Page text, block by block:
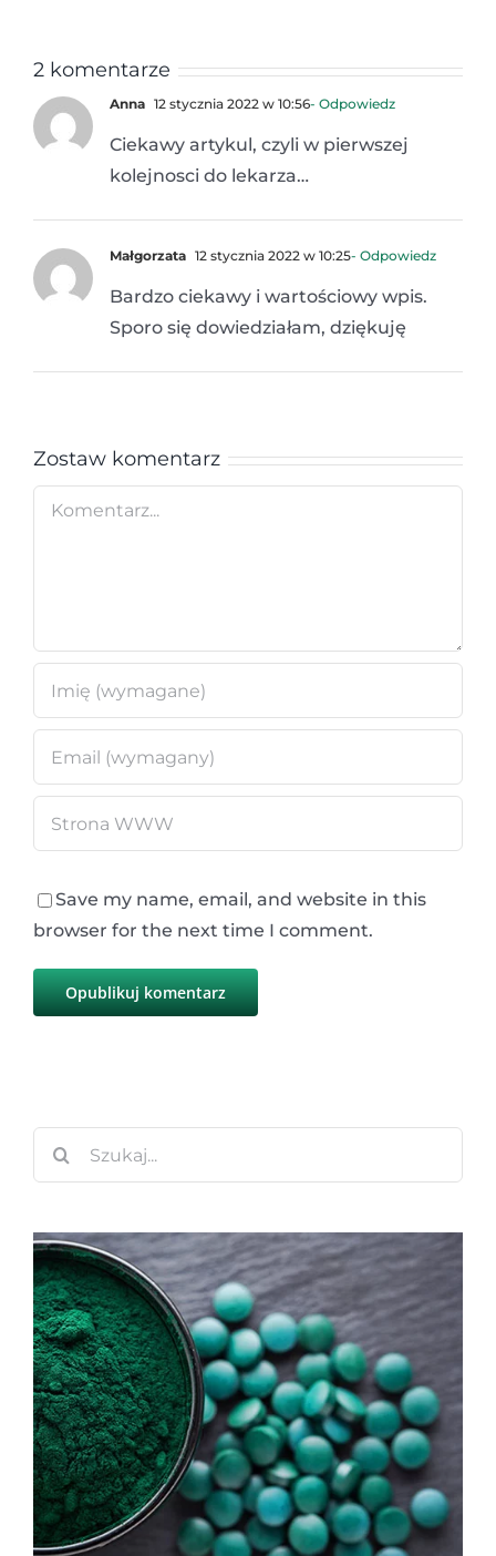
2 komentarze
Anna 12 stycznia 2022 w 10:56- Odpowiedz
Ciekawy artykul, czyli w pierwszej
kolejnosci do lekarza…
Małgorzata 12 stycznia 2022 w 10:25- Odpowiedz
Bardzo ciekawy i wartościowy wpis.
Sporo się dowiedziałam, dziękuję
Zostaw komentarz
Comment
Save my name, email, and website in this
browser for the next time I comment.